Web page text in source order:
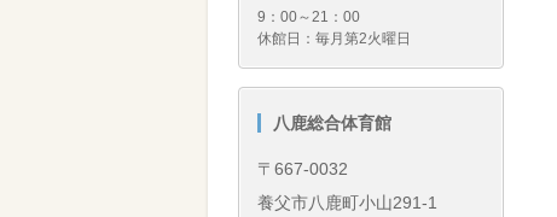
9：00～21：00
休館日：毎月第2火曜日
八鹿総合体育館
〒667-0032
養父市八鹿町小山291-1